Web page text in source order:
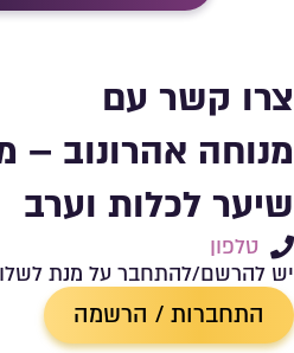
צרו קשר עם
מנוחה אהרונוב
שיער לכלות וערב
טלפון
יש להרשם/להתחבר על מנת
התחברות / הרשמה